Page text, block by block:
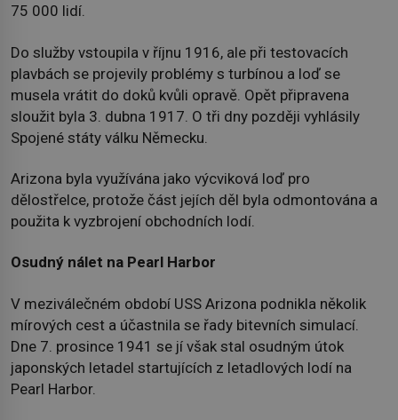
75 000 lidí.
Do služby vstoupila v říjnu 1916, ale při testovacích
plavbách se projevily problémy s turbínou a loď se
musela vrátit do doků kvůli opravě. Opět připravena
sloužit byla 3. dubna 1917. O tři dny později vyhlásily
Spojené státy válku Německu.
Arizona byla využívána jako výcviková loď pro
dělostřelce, protože část jejích děl byla odmontována a
použita k vyzbrojení obchodních lodí.
Osudný nálet na Pearl Harbor
V meziválečném období USS Arizona podnikla několik
mírových cest a účastnila se řady bitevních simulací.
Dne 7. prosince 1941 se jí však stal osudným útok
japonských letadel startujících z letadlových lodí na
Pearl Harbor.